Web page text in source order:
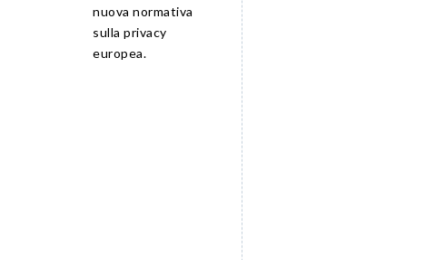
nuova normativa
sulla privacy
europea.